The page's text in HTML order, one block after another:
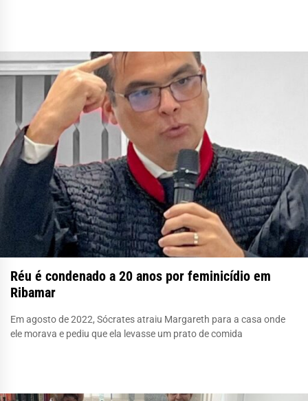
Réu é condenado a 20 anos por feminicídio em
Ribamar
Em agosto de 2022, Sócrates atraiu Margareth para a casa onde
ele morava e pediu que ela levasse um prato de comida